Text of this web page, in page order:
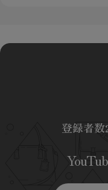
登録者数